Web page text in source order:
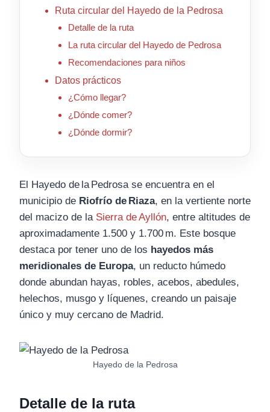
Ruta circular del Hayedo de la Pedrosa
Detalle de la ruta
La ruta circular del Hayedo de Pedrosa
Recomendaciones para niños
Datos prácticos
¿Cómo llegar?
¿Dónde comer?
¿Dónde dormir?
El Hayedo de la Pedrosa se encuentra en el
municipio de Riofrío de Riaza, en la vertiente norte
del macizo de la Sierra de Ayllón, entre altitudes de
aproximadamente 1.500 y 1.700 m. Este bosque
destaca por tener uno de los hayedos más
meridionales de Europa, un reducto húmedo
donde abundan hayas, robles, acebos, abedules,
helechos, musgo y líquenes, creando un paisaje
único y muy cercano de Madrid.
Hayedo de la Pedrosa
Detalle de la ruta